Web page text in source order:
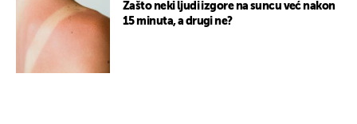
Zašto neki ljudi izgore na suncu već nakon
15 minuta, a drugi ne?